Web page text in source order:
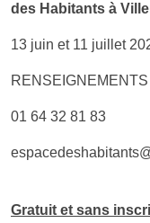
des Habitants à
13 juin et 11 juillet
01 64 32 81 83
Gratuit et sans